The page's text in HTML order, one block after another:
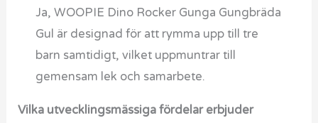
Ja, WOOPIE Dino Rocker Gunga Gungbräda
Gul är designad för att rymma upp till tre
barn samtidigt, vilket uppmuntrar till
gemensam lek och samarbete.
Vilka utvecklingsmässiga fördelar erbjuder